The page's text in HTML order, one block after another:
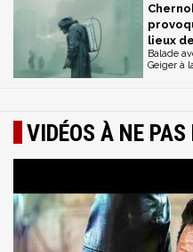
lieux
Balade
Geiger à
VIDÉOS À NE